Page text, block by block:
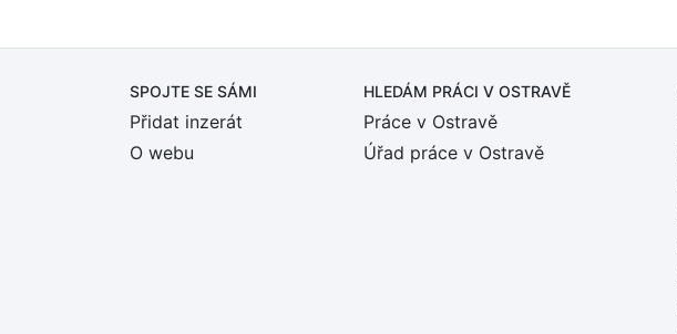
SPOJTE SE SÁMI
Přidat inzerát
O webu
HLEDÁM PRÁCI V OSTRAVĚ
Práce v Ostravě
Úřad práce v Ostravě